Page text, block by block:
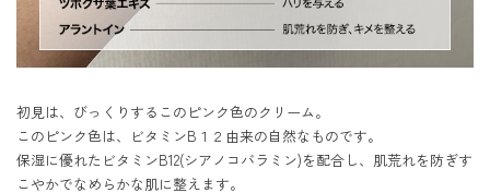
初見は、びっくりするこのピンク色のクリーム。
このピンク色は、ビタミンB１２由来の自然なものです。
保湿に優れたビタミンB12(シアノコバラミン)を配合し、肌荒れを防ぎす
こやかでなめらかな肌に整えます。